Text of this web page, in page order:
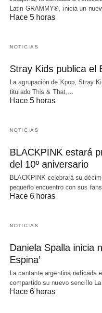
Latin GRAMMY®, inicia un
Hace 5 horas
NOTICIAS
Stray Kids publica el
La agrupación de Kpop, Stray
titulado This & That,…
Hace 5 horas
NOTICIAS
BLACKPINK estará
del 10º aniversario
BLACKPINK celebrará su
pequeño encuentro con sus
Hace 6 horas
NOTICIAS
Daniela Spalla inicia
Espina’
La cantante argentina radicada
compartido su nuevo sencillo
Hace 6 horas